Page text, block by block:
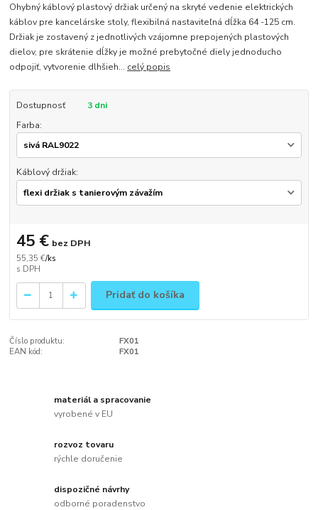
Ohybný káblový plastový držiak určený na skryté vedenie elektrických
káblov pre kancelárske stoly, flexibilná nastaviteľná dĺžka 64 -125 cm.
Držiak je zostavený z jednotlivých vzájomne prepojených plastových
dielov, pre skrátenie dĺžky je možné prebytočné diely jednoducho
odpojiť, vytvorenie dlhšieh... celý popis
Dostupnosť
3 dni
Farba:
Káblový držiak:
55,35 €/ks
45 € bez DPH
Pridať do košíka
Číslo produktu:
FX01
EAN kód:
FX01
materiál a spracovanie
vyrobené v EU
rozvoz tovaru
rýchle doručenie
dispozičné návrhy
odborné poradenstvo